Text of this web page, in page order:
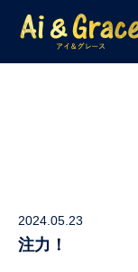
2024.05.23
注力！